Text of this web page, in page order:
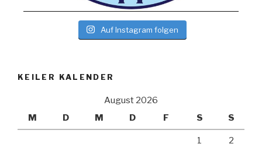
Auf Instagram folgen
KEILER KALENDER
August 2026
M
D M D F S S
1 2